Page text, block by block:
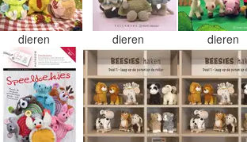
dieren dieren dieren